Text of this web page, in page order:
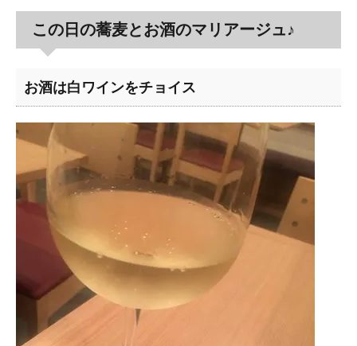
この日の蕎麦とお酒のマリアージュ♪
お酒は白ワインをチョイス